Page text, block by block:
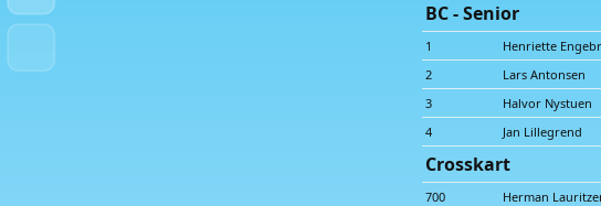
BC - Senior
1 Henriette
2
Lars Antonsen
3
Halvor Nystuen
4
Jan Lillegrend
Crosskart
700 Herman